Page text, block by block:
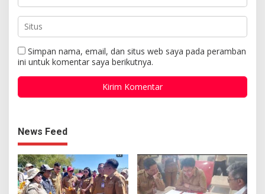
Simpan nama, email, dan situs web saya pada peramban
ini untuk komentar saya berikutnya.
News Feed